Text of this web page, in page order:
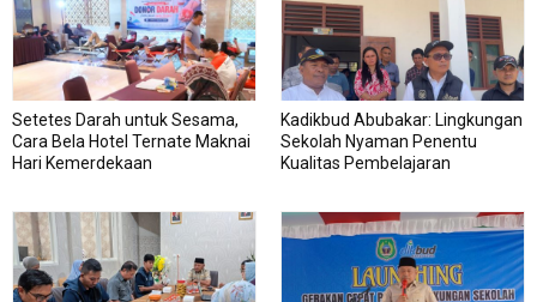
Setetes Darah untuk Sesama,
Cara Bela Hotel Ternate Maknai
Hari Kemerdekaan
Kadikbud Abubakar: Lingkungan
Sekolah Nyaman Penentu
Kualitas Pembelajaran